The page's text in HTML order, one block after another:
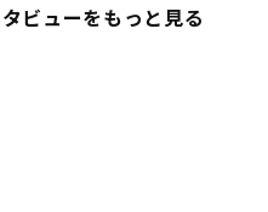
ビューをもっと見る